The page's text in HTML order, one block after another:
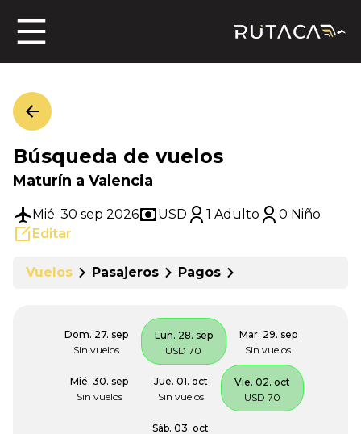
Búsqueda de vuelos
Maturín a Valencia
Mié. 30 sep 2026 USD 1 Adulto
0 Niño
Editar
Vuelos Pasajeros Pagos
Dom. 27. sep
Sin vuelos
Lun. 28. sep
USD 70
Mar. 29. sep
Sin vuelos
Mié. 30. sep
Sin vuelos
Jue. 01. oct
Sin vuelos
Vie. 02. oct
USD 70
Sáb. 03. oct